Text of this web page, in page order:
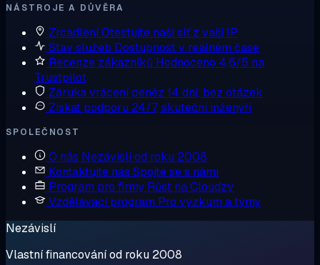
NÁSTROJE A DŮVĚRA
ZrcadleníOtestujte naši síť z vaší IP
Stav služeb Dostupnost v reálném čase
Recenze zákazníků Hodnoceno 4,6/5 na
Trustpilot
Záruka vrácení peněz 14 dní, bez otázek
Získat podporu 24/7, skuteční inženýři
SPOLEČNOST
O nás Nezávislí od roku 2008
Kontaktujte nás Spojte se s námi
Program pro firmy Růst na Cloudzy
Vzdělávací program Pro výzkum a týmy
Nezávislí
Vlastní financování od roku 2008